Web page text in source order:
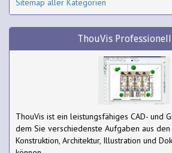
ThouVis
ThouVis ist ein leistungsfähiges CAD- und
dem Sie verschiedenste Aufgaben aus den
Konstruktion, Architektur, Illustration und